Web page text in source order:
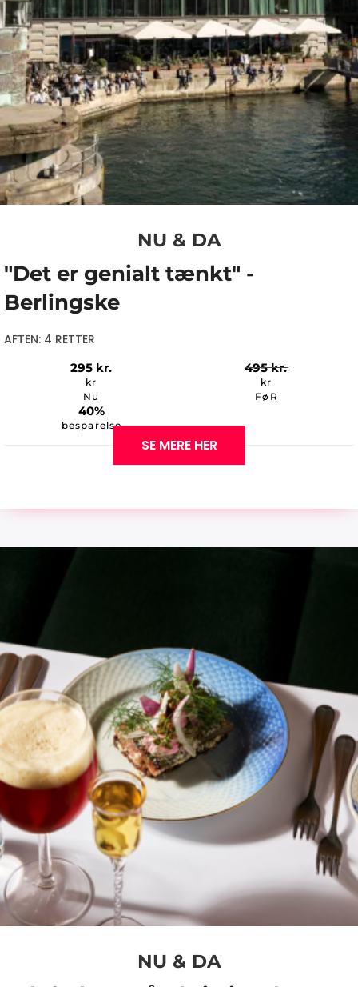
NU & DA
"Det er genialt tænkt" -
Berlingske
AFTEN: 4 RETTER
295 kr.
kr
Nu
495kr.
kr
FøR
40%
besparelse
SE MERE HER
NU & DA